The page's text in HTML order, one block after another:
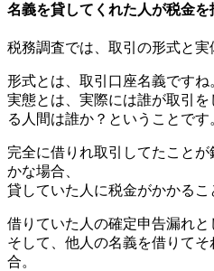
名義を貸してくれた人が税金を
税務調査では、取引の形式と実
形式とは、取引口座名義ですね
実態とは、実際には誰が取引
る人間は誰か？ということです
完全に借りれ取引してたこと
かな場合、
貸していた人に税金がかかるこ
借りていた人の確定申告漏れと
そして、他人の名義を借りて
合。